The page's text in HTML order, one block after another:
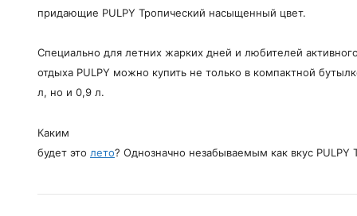
придающие PULPY Тропический насыщенный цвет.
Специально для летних жарких дней и любителей
отдыха PULPY можно купить не только в компактной
л, но и 0,9 л.
Каким
будет это лето? Однозначно незабываемым как вкус PULPY